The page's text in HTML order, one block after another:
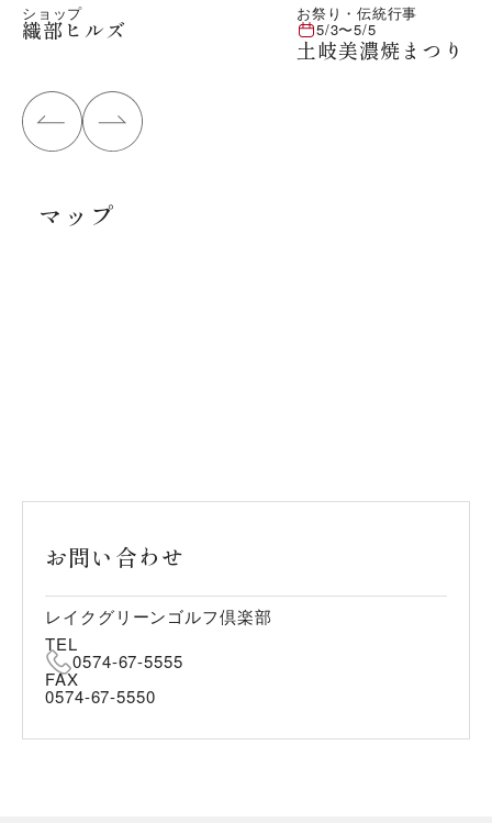
ショップ
織部ヒルズ
お祭り・伝統行事
5/3〜5/5
土岐美濃焼まつり
マップ
お問い合わせ
レイクグリーンゴルフ倶楽部
TEL
0574-67-5555
FAX
0574-67-5550